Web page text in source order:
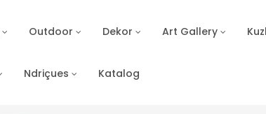
Outdoor Dekor Art Gallery
Ndriçues Katalog